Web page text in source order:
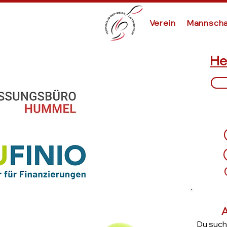
Verein
Du